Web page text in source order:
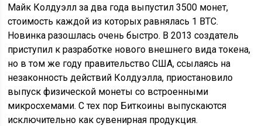
Майк Колдуэлл за два года выпустил 3500 монет,
стоимость каждой из которых равнялась 1 BTC.
Новинка разошлась очень быстро. В 2013 создатель
приступил к разработке нового внешнего вида токена,
но в том же году правительство США, ссылаясь на
незаконность действий Колдуэлла, приостановило
выпуск физической монеты со встроенными
микросхемами. С тех пор Биткоины выпускаются
исключительно как сувенирная продукция.